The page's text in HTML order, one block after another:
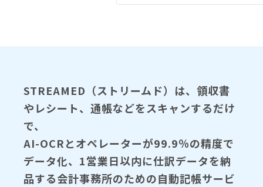
STREAMED（ストリームド）は、領収書
やレシート、通帳などをスキャンするだけ
で、
AI-OCRとオペレーターが99.9％の精度で
データ化、1営業日以内に仕訳データを納
品する会計事務所のための自動記帳サービ